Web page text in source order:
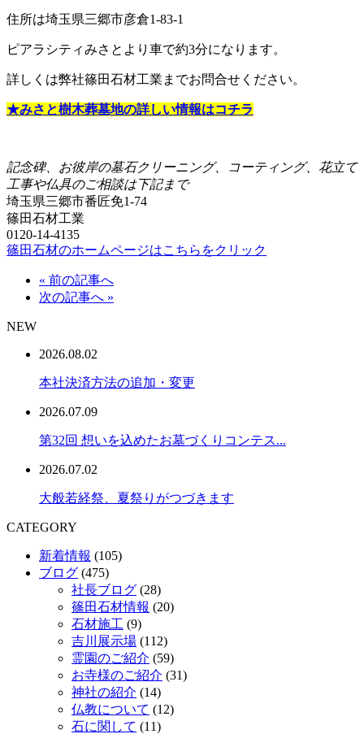
住所は埼玉県三郷市彦倉1-83-1
ピアラシティみさとより車で約3分になります。
詳しくは弊社篠田石材工業までお問合せください。
★みさと樹木葬墓地の詳しい情報はコチラ
記念碑、お彼岸の墓石クリーニング、コーティング、花立て
工事や仏具のご相談は下記まで
埼玉県三郷市番匠免1-74
篠田石材工業
0120-14-4135
篠田石材のホームページはこちらをクリック
« 前の記事へ
次の記事へ »
NEW
2026.08.02
本社決済方法の追加・変更
2026.07.09
第32回 想いを込めたお墓づくりコンテス...
2026.07.02
大般若経祭、夏祭りがつづきます
CATEGORY
新着情報 (105)
ブログ (475)
社長ブログ (28)
篠田石材情報 (20)
石材施工 (9)
吉川展示場 (112)
霊園のご紹介 (59)
お寺様のご紹介 (31)
神社の紹介 (14)
仏教について (12)
石に関して (11)